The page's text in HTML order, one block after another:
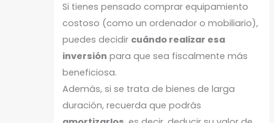
Si tienes pensado comprar equipamiento
costoso (como un ordenador o mobiliario),
puedes decidir cuándo realizar esa
inversión para que sea fiscalmente más
beneficiosa.
Además, si se trata de bienes de larga
duración, recuerda que podrás